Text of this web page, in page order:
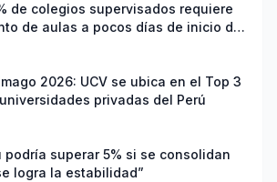
de colegios supervisados requiere
de aulas a pocos días de inicio del
2026: UCV se ubica en el Top 3
privadas del Perú
podría superar 5% si se consolidan
logra la estabilidad”